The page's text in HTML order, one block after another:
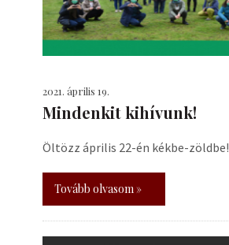
2021. április 19.
Mindenkit kihívunk!
Öltözz április 22-én kékbe-zöldbe!
Tovább olvasom »